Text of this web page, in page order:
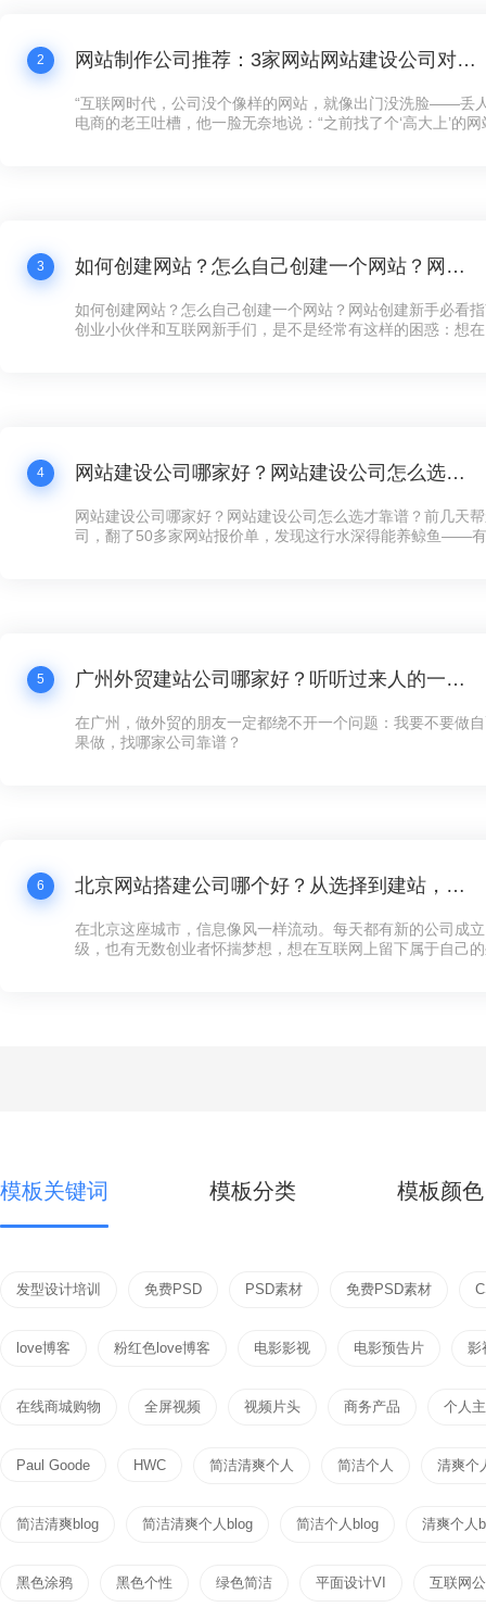
2 网站制作公司推荐：3家网站网站建设公司对比，公司网站制作需要多少钱？
“互联网时代，公司没个像样的网站，就像出门没洗脸——丢
电商的老王吐槽，他一脸无奈地说：“之前找了个‘高大上’的
3 如何创建网站？怎么自己创建一个网站？网站创建新手必看指南！
如何创建网站？怎么自己创建一个网站？网站创建新手必看
创业小伙伴和互联网新手们，是不是经常有这样的困惑：想
4 网站建设公司哪家好？网站建设公司怎么选才靠谱？
网站建设公司哪家好？网站建设公司怎么选才靠谱？前几天
司，翻了50多家网站报价单，发现这行水深得能养鲸鱼——
5 广州外贸建站公司哪家好？听听过来人的一点体会
在广州，做外贸的朋友一定都绕不开一个问题：我要不要做
果做，找哪家公司靠谱？
6 北京网站搭建公司哪个好？从选择到建站，这些你必须知道的事
在北京这座城市，信息像风一样流动。每天都有新的公司成
级，也有无数创业者怀揣梦想，想在互联网上留下属于自己
模板关键词 模板分类 模板颜色
发型设计培训 免费PSD PSD素材 免费PSD素材
love博客 粉红色love博客 电影影视 电影预告片 影
在线商城购物 全屏视频 视频片头 商务产品 个人
Paul Goode HWC 简洁清爽个人 简洁个人 清爽个
简洁清爽blog 简洁清爽个人blog 简洁个人blog 清爽个人
黑色涂鸦 黑色个性 绿色简洁 平面设计VI 互联网